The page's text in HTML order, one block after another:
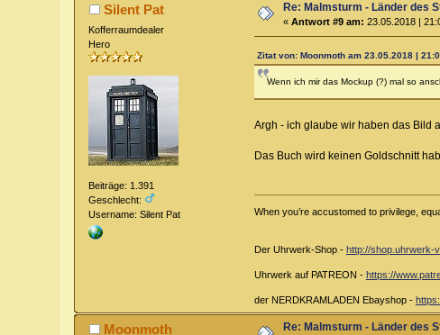
Silent Pat
Kofferraumdealer
Hero
Beiträge: 1.391
Geschlecht:
Username: Silent Pat
Re: Malmsturm - Länder des
«Antwort #9 am: 23.05.2018 |
Zitat von: Moonmoth am 23.05.2018 |
Wenn ich mir das Mockup (?) mal so
Argh - ich glaube wir haben das Bild
Das Buch wird keinen Goldschnitt
When you’re accustomed to privilege,
Der Uhrwerk-Shop - http://shop.uhrwerk-
Uhrwerk auf PATREON - https://
der NERDKRAMLADEN Ebayshop -
Moonmoth Re: Malmsturm - Länder des